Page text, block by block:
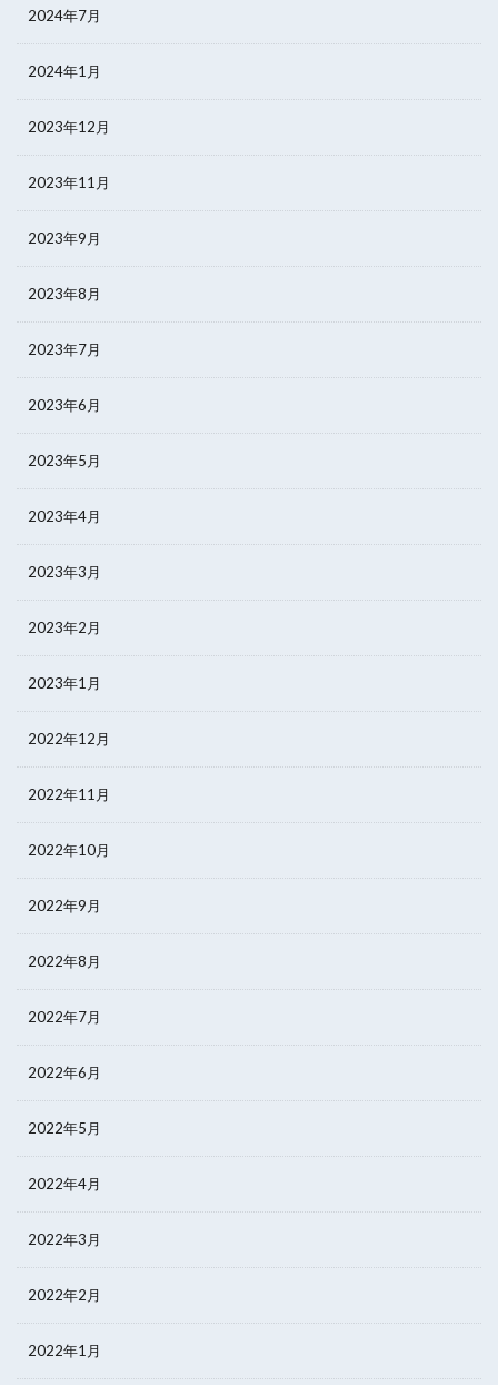
2024年7月
2024年1月
2023年12月
2023年11月
2023年9月
2023年8月
2023年7月
2023年6月
2023年5月
2023年4月
2023年3月
2023年2月
2023年1月
2022年12月
2022年11月
2022年10月
2022年9月
2022年8月
2022年7月
2022年6月
2022年5月
2022年4月
2022年3月
2022年2月
2022年1月